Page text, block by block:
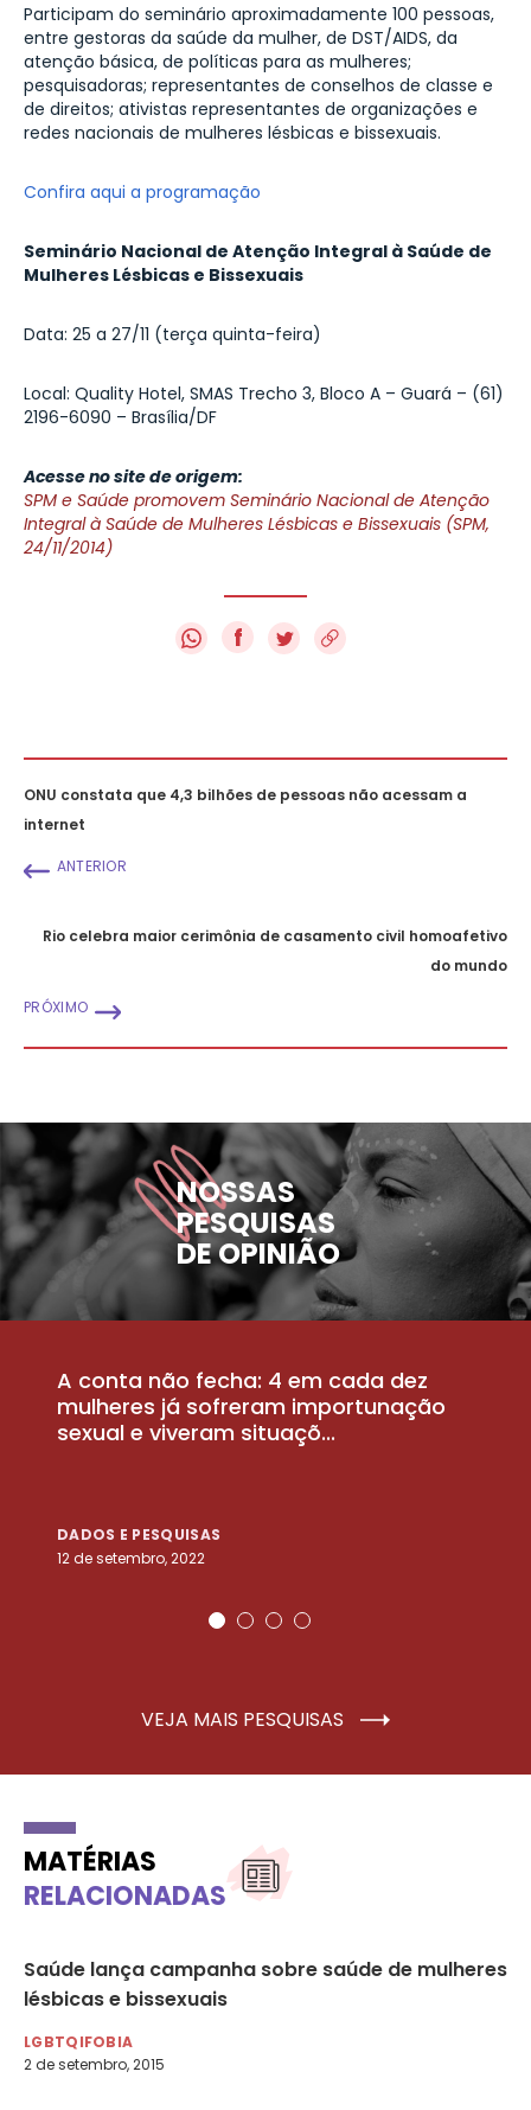
Participam do seminário aproximadamente 100 pessoas,
entre gestoras da saúde da mulher, de DST/AIDS, da
atenção básica, de políticas para as mulheres;
pesquisadoras; representantes de conselhos de classe e
de direitos; ativistas representantes de organizações e
redes nacionais de mulheres lésbicas e bissexuais.
Confira aqui a programação
Seminário Nacional de Atenção Integral à Saúde de
Mulheres Lésbicas e Bissexuais
Data: 25 a 27/11 (terça quinta-feira)
Local: Quality Hotel, SMAS Trecho 3, Bloco A – Guará – (61)
2196-6090 – Brasília/DF
Acesse no site de origem:
SPM e Saúde promovem Seminário Nacional de Atenção
Integral à Saúde de Mulheres Lésbicas e Bissexuais (SPM,
24/11/2014)
f
ONU constata que 4,3 bilhões de pessoas não acessam a
internet
ANTERIOR
Rio celebra maior cerimônia de casamento civil homoafetivo
do mundo
PRÓXIMO
NOSSAS
PESQUISAS
DE OPINIÃO
A conta não fecha: 4 em cada dez
mulheres já sofreram importunação
sexual e viveram situaçõ...
DADOS E PESQUISAS
12 de setembro, 2022
VEJA MAIS PESQUISAS
MATÉRIAS
RELACIONADAS
Saúde lança campanha sobre saúde de mulheres
lésbicas e bissexuais
LGBTQIFOBIA
2 de setembro, 2015